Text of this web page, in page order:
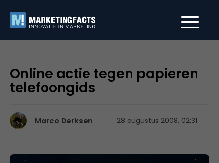
Online actie tegen papieren
telefoongids
Marco Derksen 28 augustus 2008, 02:31